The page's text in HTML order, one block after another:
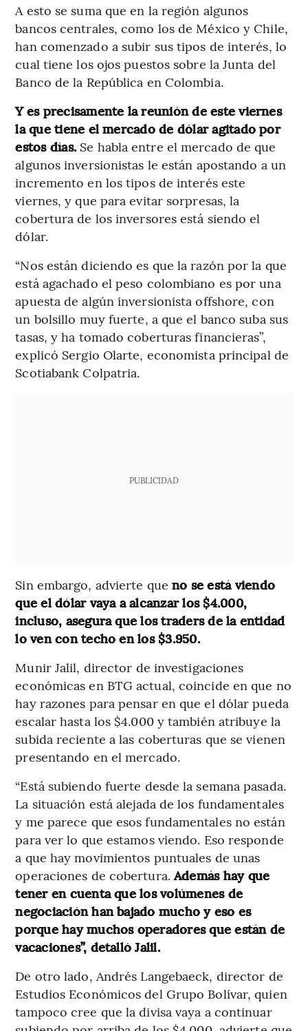
A esto se suma que en la región algunos
bancos centrales, como los de México y Chile,
han comenzado a subir sus tipos de interés, lo
cual tiene los ojos puestos sobre la Junta del
Banco de la República en Colombia.
Y es precisamente la reunión de este viernes
la que tiene el mercado de dólar agitado por
estos días. Se habla entre el mercado de que
algunos inversionistas le están apostando a un
incremento en los tipos de interés este
viernes, y que para evitar sorpresas, la
cobertura de los inversores está siendo el
dólar.
“Nos están diciendo es que la razón por la que
está agachado el peso colombiano es por una
apuesta de algún inversionista offshore, con
un bolsillo muy fuerte, a que el banco suba sus
tasas, y ha tomado coberturas financieras”,
explicó Sergio Olarte, economista principal de
Scotiabank Colpatria.
PUBLICIDAD
Sin embargo, advierte que no se está viendo
que el dólar vaya a alcanzar los $4.000,
incluso, asegura que los traders de la entidad
lo ven con techo en los $3.950.
Munir Jalil, director de investigaciones
económicas en BTG actual, coincide en que no
hay razones para pensar en que el dólar pueda
escalar hasta los $4.000 y también atribuye la
subida reciente a las coberturas que se vienen
presentando en el mercado.
“Está subiendo fuerte desde la semana pasada.
La situación está alejada de los fundamentales
y me parece que esos fundamentales no están
para ver lo que estamos viendo. Eso responde
a que hay movimientos puntuales de unas
operaciones de cobertura.Además hay que
tener en cuenta que los volúmenes de
negociación han bajado mucho y eso es
porque hay muchos operadores que están de
vacaciones”, detalló Jalil.
De otro lado, Andrés Langebaeck, director de
Estudios Económicos del Grupo Bolívar, quien
tampoco cree que la divisa vaya a continuar